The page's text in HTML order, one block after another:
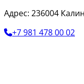
Адрес: 236004
+7 981 478 00 02